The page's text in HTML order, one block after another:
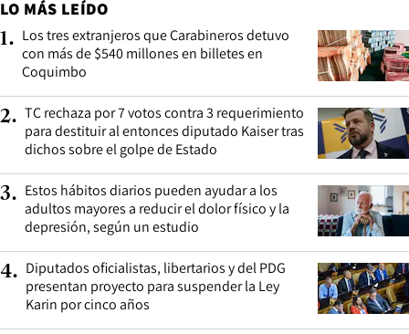
LO MÁS LEÍDO
1. Los tres extranjeros que Carabineros detuvo
con más de $540 millones en billetes en
Coquimbo
2. TC rechaza por 7 votos contra 3 requerimiento
para destituir al entonces diputado Kaiser tras
dichos sobre el golpe de Estado
3. Estos hábitos diarios pueden ayudar a los
adultos mayores a reducir el dolor físico y la
depresión, según un estudio
4. Diputados oficialistas, libertarios y del PDG
presentan proyecto para suspender la Ley
Karin por cinco años